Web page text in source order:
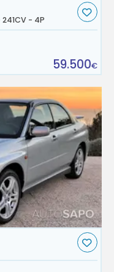
241CV - 4P
59.500€